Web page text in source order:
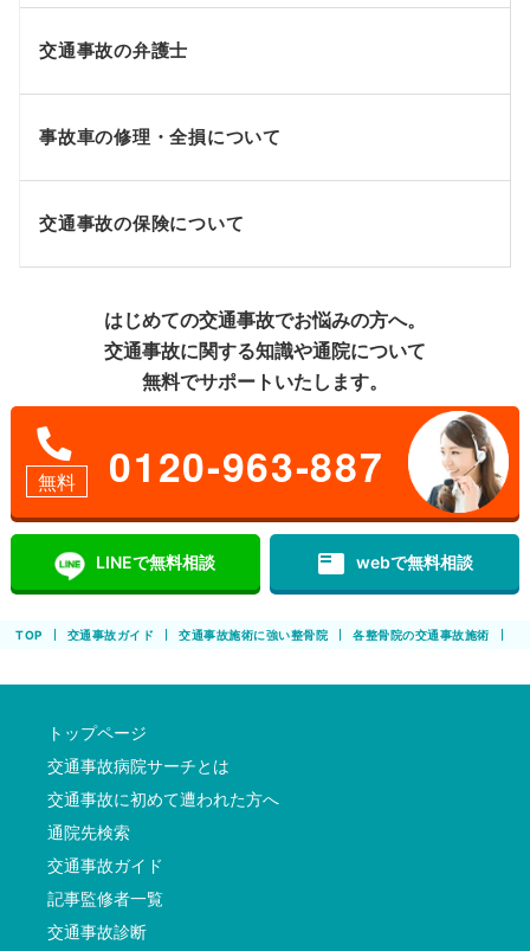
交通事故の弁護士
事故車の修理・全損について
交通事故の保険について
はじめての交通事故でお悩みの方へ。
交通事故に関する知識や通院について
無料でサポートいたします。
無料 0120-963-887
LINEで無料相談 featured_play_list webで無料相談
TOP 交通事故ガイド 交通事故施術に強い整骨院 各整骨院の交通事故施術
トップページ
交通事故病院サーチとは
交通事故に初めて遭われた方へ
通院先検索
交通事故ガイド
記事監修者一覧
交通事故診断